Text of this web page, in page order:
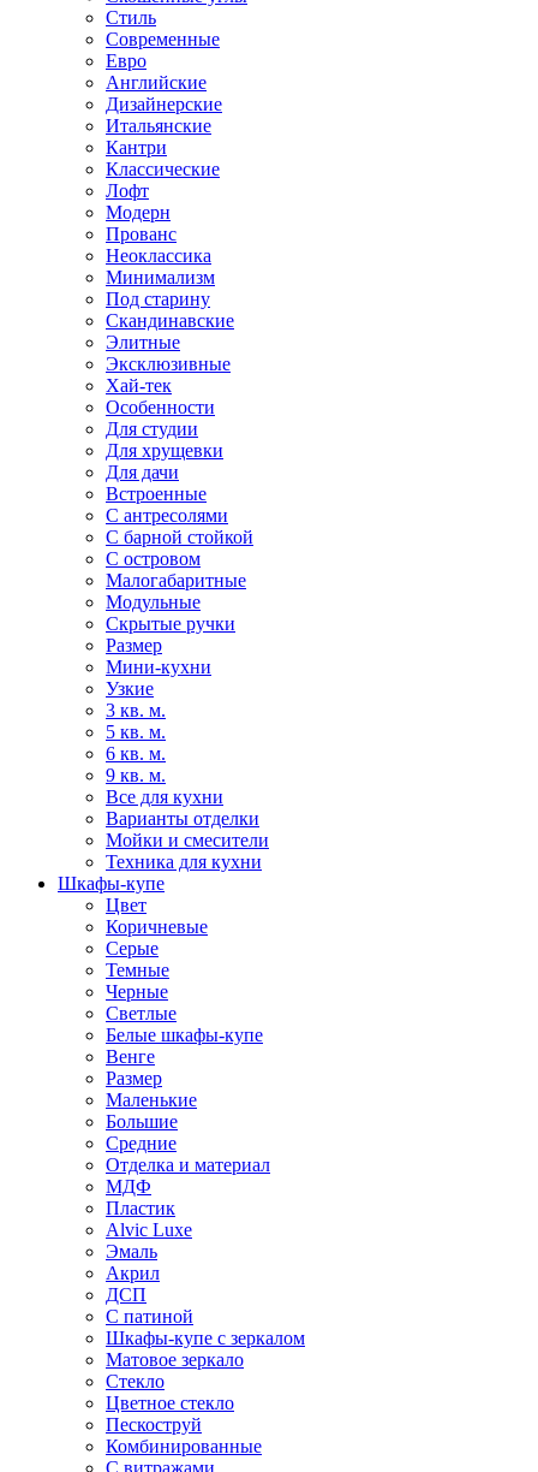
Стиль
Современные
Евро
Английские
Дизайнерские
Итальянские
Кантри
Классические
Лофт
Модерн
Прованс
Неоклассика
Минимализм
Под старину
Скандинавские
Элитные
Эксклюзивные
Хай-тек
Особенности
Для студии
Для хрущевки
Для дачи
Встроенные
С антресолями
С барной стойкой
С островом
Малогабаритные
Модульные
Скрытые ручки
Размер
Мини-кухни
Узкие
3 кв. м.
5 кв. м.
6 кв. м.
9 кв. м.
Все для кухни
Варианты отделки
Мойки и смесители
Техника для кухни
Шкафы-купе
Цвет
Коричневые
Серые
Темные
Черные
Светлые
Белые шкафы-купе
Венге
Размер
Маленькие
Большие
Средние
Отделка и материал
МДФ
Пластик
Alvic Luxe
Эмаль
Акрил
ДСП
С патиной
Шкафы-купе с зеркалом
Матовое зеркало
Стекло
Цветное стекло
Пескоструй
Комбинированные
С витражами